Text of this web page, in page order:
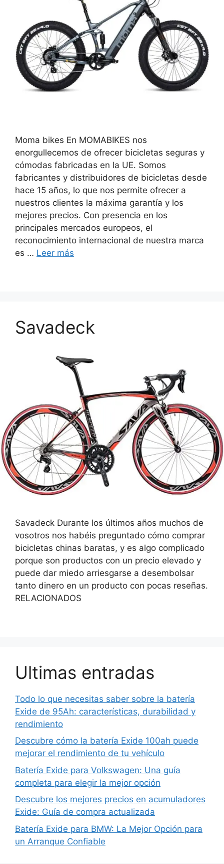
Moma bikes En MOMABIKES nos
enorgullecemos de ofrecer bicicletas seguras y
cómodas fabricadas en la UE. Somos
fabricantes y distribuidores de bicicletas desde
hace 15 años, lo que nos permite ofrecer a
nuestros clientes la máxima garantía y los
mejores precios. Con presencia en los
principales mercados europeos, el
reconocimiento internacional de nuestra marca
es … Leer más
Savadeck
Savadeck Durante los últimos años muchos de
vosotros nos habéis preguntado cómo comprar
bicicletas chinas baratas, y es algo complicado
porque son productos con un precio elevado y
puede dar miedo arriesgarse a desembolsar
tanto dinero en un producto con pocas reseñas.
RELACIONADOS
Ultimas entradas
Todo lo que necesitas saber sobre la batería
Exide de 95Ah: características, durabilidad y
rendimiento
Descubre cómo la batería Exide 100ah puede
mejorar el rendimiento de tu vehículo
Batería Exide para Volkswagen: Una guía
completa para elegir la mejor opción
Descubre los mejores precios en acumuladores
Exide: Guía de compra actualizada
Batería Exide para BMW: La Mejor Opción para
un Arranque Confiable